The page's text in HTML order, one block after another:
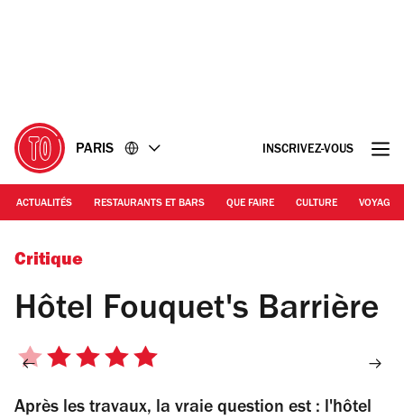
PARIS INSCRIVEZ-VOUS
ACTUALITÉS RESTAURANTS ET BARS QUE FAIRE CULTURE VOYAGE
Critique
Hôtel Fouquet's Barrière
5
5
Après les travaux, la vraie question est : l'hôtel